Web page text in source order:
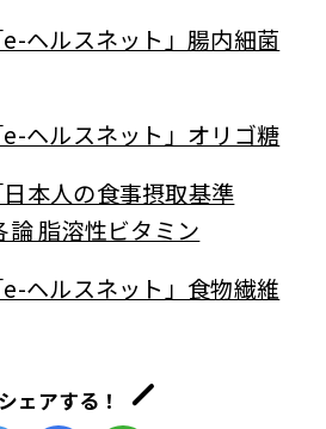
ヘルスネット」腸内細菌
ヘルスネット」オリゴ糖
本人の食事摂取基準
論 脂溶性ビタミン
ヘルスネット」食物繊維
シェアする！